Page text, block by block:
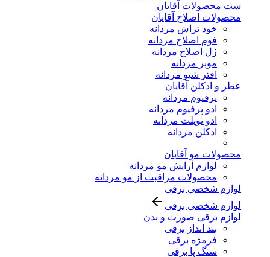
ست محصولات آقایان
محصولات اصلاح آقایان
خود تراش مردانه
فوم اصلاح مردانه
ژل اصلاح مردانه
موبر مردانه
افتر شیو مردانه
عطر و ادکلن آقایان
پرفیوم مردانه
ادو پرفیوم مردانه
ادو تویلت مردانه
ادکلن مردانه
محصولات مو آقایان
لوازم آرایش مو مردانه
محصولات مراقبت از مو مردانه
لوازم شخصی برقی
لوازم شخصی برقی
لوازم برقی صورت و بدن
بند انداز برقی
فرمژه برقی
سنگ پا برقی